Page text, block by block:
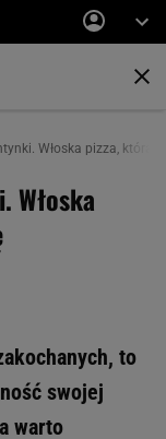
Włoska pizza, którą
Włoska
to
swojej
warto